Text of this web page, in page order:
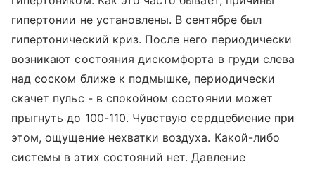
гипертонии не установлены. В сентябре был
гипертонический криз. После него периодически
возникают состояния дискомфорта в груди слева
над соском ближе к подмышке, периодически
скачет пульс - в спокойном состоянии может
прыгнуть до 100-110. Чувствую сердцебиение при
этом, ощущение нехватки воздуха. Какой-либо
системы в этих состояний нет. Давление